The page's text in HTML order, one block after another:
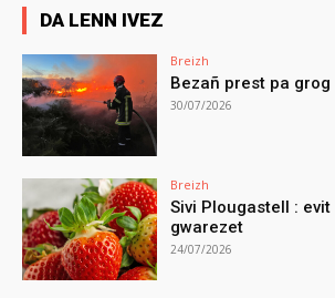
DA LENN IVEZ
Breizh
Bezañ prest pa grog
30/07/2026
Breizh
Sivi Plougastell :
gwarezet
24/07/2026